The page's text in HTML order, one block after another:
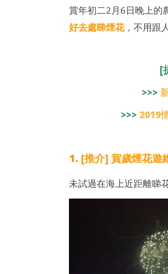
[2019賀歲煙花攻略] 5大新年年初二
2019
賞年初二2月6日晚上的
好去處睇煙花，不用跟
[
>>>
>>> 2019
1. [推介] 賀歲煙花遊
未試過在海上近距離睇